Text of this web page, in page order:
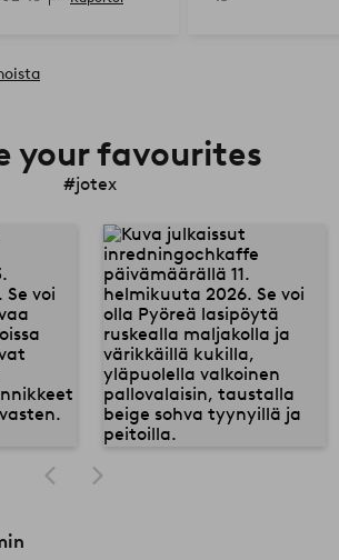
your favourites
#jotex